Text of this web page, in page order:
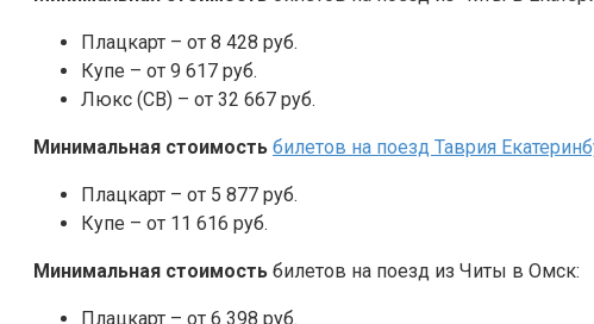
Плацкарт – от 8 428 руб.
Купе – от 9 617 руб.
Люкс (СВ) – от 32 667 руб.
Минимальная стоимость билетов на поезд Таврия
Плацкарт – от 5 877 руб.
Купе – от 11 616 руб.
Минимальная стоимость билетов на поезд из Читы в Омск:
Плацкарт – от 6 398 руб.